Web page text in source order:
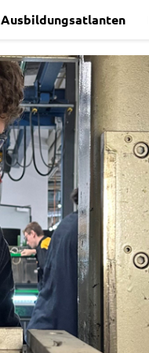
Ausbildungsatlanten